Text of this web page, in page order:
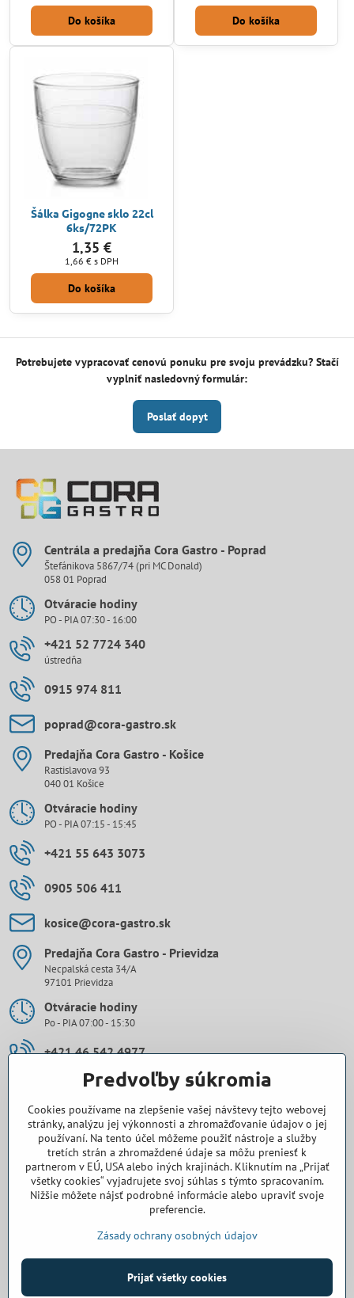
Do košíka Do košíka
Šálka Gigogne sklo 22cl
6ks/72PK
1,35 €
1,66 € s DPH
Do košíka
Potrebujete vypracovať cenovú ponuku pre svoju prevádzku? Stačí
vyplniť nasledovný formulár:
Poslať dopyt
Centrála a predajňa Cora Gastro - Poprad
Štefánikova 5867/74 (pri MC Donald)
058 01 Poprad
Otváracie hodiny
PO - PIA 07:30 - 16:00
+421 52 7724 340
ústredňa
0915 974 811
poprad​@cora-gastro​.sk
Predajňa Cora Gastro - Košice
Rastislavova 93
040 01 Košice
Otváracie hodiny
PO - PIA 07:15 - 15:45
+421 55 643 3073
0905 506 411
kosice​@cora-gastro​.sk
Predajňa Cora Gastro - Prievidza
Necpalská cesta 34/A
97101 Prievidza
Otváracie hodiny
Po - PIA 07:00 - 15:30
+421 46 542 4977
0907 971 896
prievidza​@cora-gastro​.sk
Obchodné zastúpenie Cora Gastro - Bratislava
0918 345 325
©2026Copyright
Predvoľby súkromiaZásady ochrany osobných údajov
Predvoľby súkromia
Cookies používame na zlepšenie vašej návštevy tejto webovej
stránky, analýzu jej výkonnosti a zhromažďovanie údajov o jej
používaní. Na tento účel môžeme použiť nástroje a služby
tretích strán a zhromaždené údaje sa môžu preniesť k
partnerom v EÚ, USA alebo iných krajinách. Kliknutím na „Prijať
všetky cookies“ vyjadrujete svoj súhlas s týmto spracovaním.
Nižšie môžete nájsť podrobné informácie alebo upraviť svoje
preferencie.
Zásady ochrany osobných údajov
Prijať všetky cookies